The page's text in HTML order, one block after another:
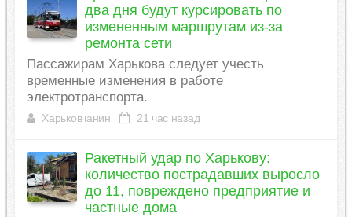
два дня будут курсировать по
измененным маршрутам из-за
ремонта сети
Пассажирам Харькова следует учесть
временные изменения в работе
электротранспорта.
Харьковчанин 21 час назад
Ракетный удар по Харькову:
количество пострадавших выросло
до 11, повреждено предприятие и
частные дома